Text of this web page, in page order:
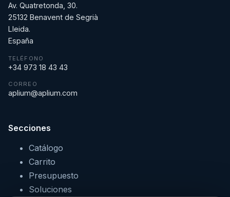
Av. Quatretonda, 30.
25132 Benavent de Segrià
Lleida.
España
TELÉFONO
+34 973 18 43 43
CORREO
aplium@aplium.com
Secciones
Catálogo
Carrito
Presupuesto
Soluciones